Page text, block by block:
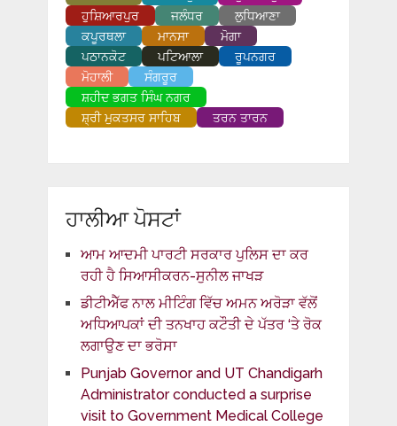
ਹੁਸ਼ਿਆਰਪੁਰ
ਜਲੰਧਰ
ਲੁਧਿਆਣਾ
ਕਪੂਰਥਲਾ
ਮਾਨਸਾ
ਮੋਗਾ
ਪਠਾਨਕੋਟ
ਪਟਿਆਲਾ
ਰੂਪਨਗਰ
ਮੋਹਾਲੀ
ਸੰਗਰੂਰ
ਸ਼ਹੀਦ ਭਗਤ ਸਿੰਘ ਨਗਰ
ਸ਼੍ਰੀ ਮੁਕਤਸਰ ਸਾਹਿਬ
ਤਰਨ ਤਾਰਨ
ਹਾਲੀਆ ਪੋਸਟਾਂ
ਆਮ ਆਦਮੀ ਪਾਰਟੀ ਸਰਕਾਰ ਪੁਲਿਸ ਦਾ ਕਰ
ਰਹੀ ਹੈ ਸਿਆਸੀਕਰਨ-ਸੁਨੀਲ ਜਾਖੜ
ਡੀਟੀਐੱਫ ਨਾਲ ਮੀਟਿੰਗ ਵਿੱਚ ਅਮਨ ਅਰੋੜਾ ਵੱਲੋਂ
ਅਧਿਆਪਕਾਂ ਦੀ ਤਨਖਾਹ ਕਟੌਤੀ ਦੇ ਪੱਤਰ ‘ਤੇ ਰੋਕ
ਲਗਾਉਣ ਦਾ ਭਰੋਸਾ
Punjab Governor and UT Chandigarh
Administrator conducted a surprise
visit to Government Medical College